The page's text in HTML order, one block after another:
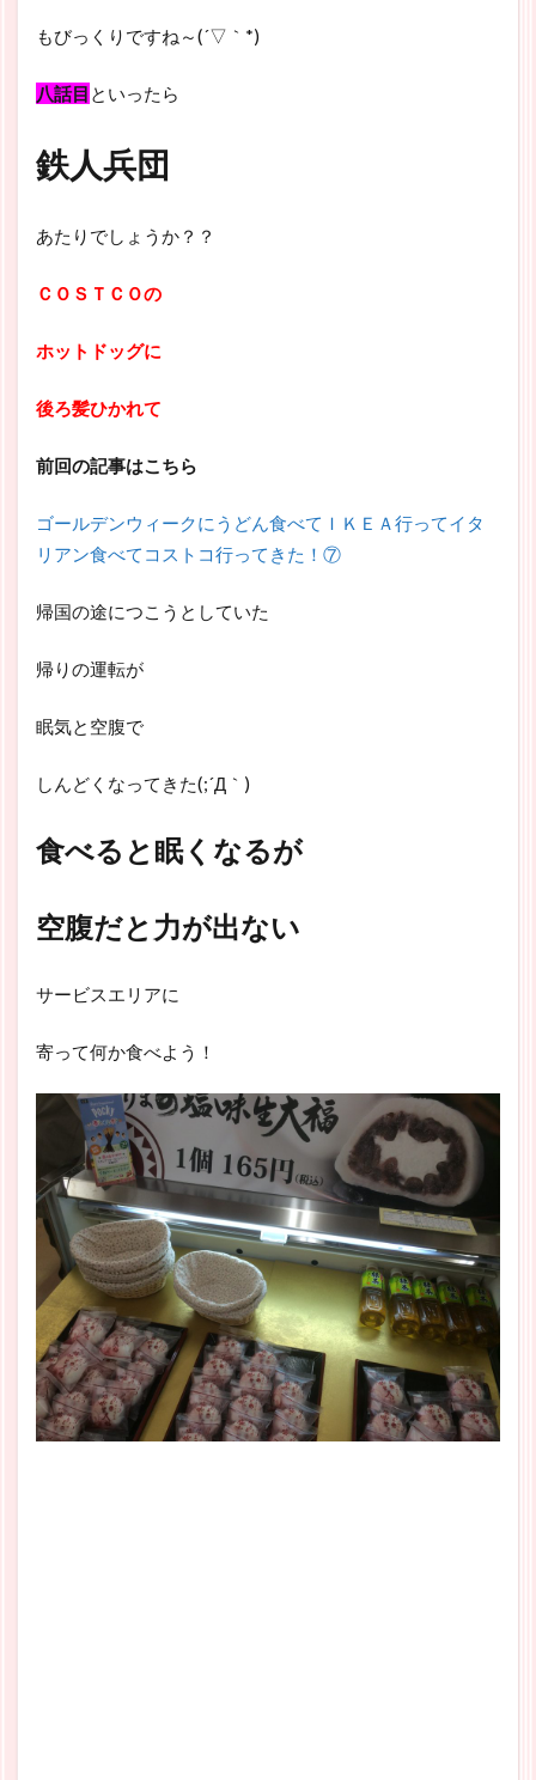
もびっくりですね～(´▽｀*)
八話目 といったら
鉄人兵団
あたりでしょうか？？
ＣＯＳＴＣＯの
ホットドッグに
後ろ髪ひかれて
前回の記事はこちら
ゴールデンウィークにうどん食べてＩＫＥＡ行ってイタ
リアン食べてコストコ行ってきた！⑦
帰国の途につこうとしていた
帰りの運転が
眠気と空腹で
しんどくなってきた(;´Д｀)
食べると眠くなるが
空腹だと力が出ない
サービスエリアに
寄って何か食べよう！